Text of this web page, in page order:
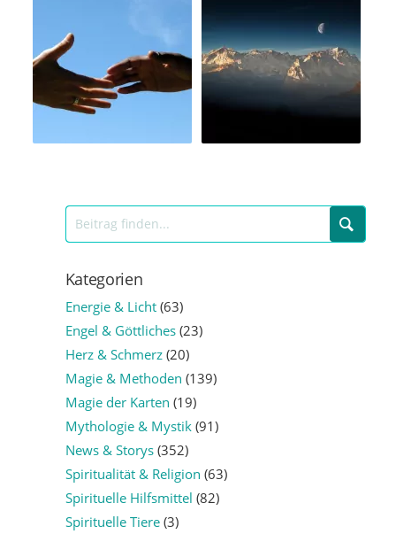
Kategorien
Energie & Licht(63)
Engel & Göttliches(23)
Herz & Schmerz(20)
Magie & Methoden (139)
Magie der Karten (19)
Mythologie & Mystik(91)
News & Storys(352)
Spiritualität & Religion (63)
Spirituelle Hilfsmittel (82)
Spirituelle Tiere(3)